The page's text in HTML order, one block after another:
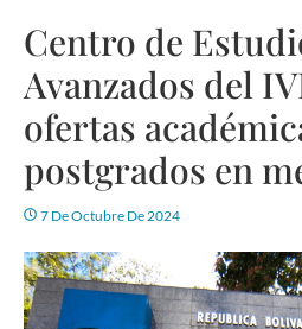
Centro de
Avanzados del
ofertas
postgrados en
7 De Octubre De 2024